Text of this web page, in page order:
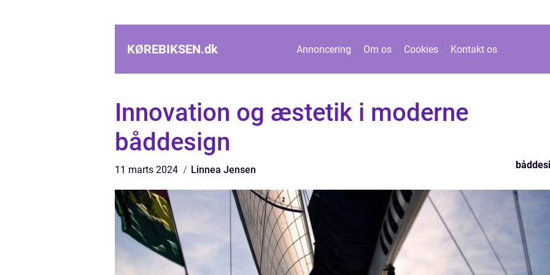
KØREBIKSEN.dk Annoncering Om os Cookies Kontakt os
Innovation og æstetik i moderne
båddesign
11 marts 2024 Linnea Jensen